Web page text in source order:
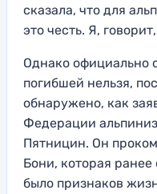
сказала, что для
это честь. Я,
Однако официально
погибшей нельзя,
обнаружено, как
Федерации
Пятницин. Он
Бони, которая ранее
было признаков